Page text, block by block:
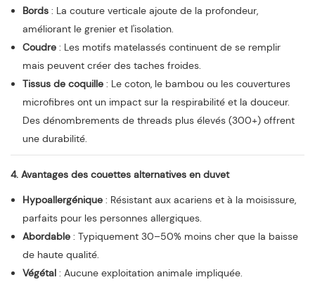
Bords : La couture verticale ajoute de la profondeur,
améliorant le grenier et l'isolation.
Coudre : Les motifs matelassés continuent de se remplir
mais peuvent créer des taches froides.
Tissus de coquille : Le coton, le bambou ou les couvertures
microfibres ont un impact sur la respirabilité et la douceur.
Des dénombrements de threads plus élevés (300+) offrent
une durabilité.
4. Avantages des couettes alternatives en duvet
Hypoallergénique : Résistant aux acariens et à la moisissure,
parfaits pour les personnes allergiques.
Abordable : Typiquement 30–50% moins cher que la baisse
de haute qualité.
Végétal : Aucune exploitation animale impliquée.